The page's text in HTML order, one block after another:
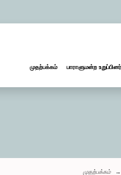
முதற்பக்கம் பாராளுமன்ற
முதற்பக்கம்